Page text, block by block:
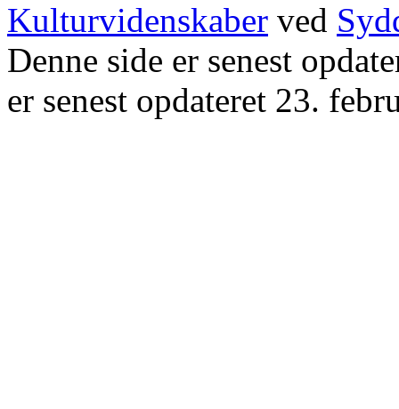
Kulturvidenskaber ved
Denne side er senest
er senest opdateret 23.